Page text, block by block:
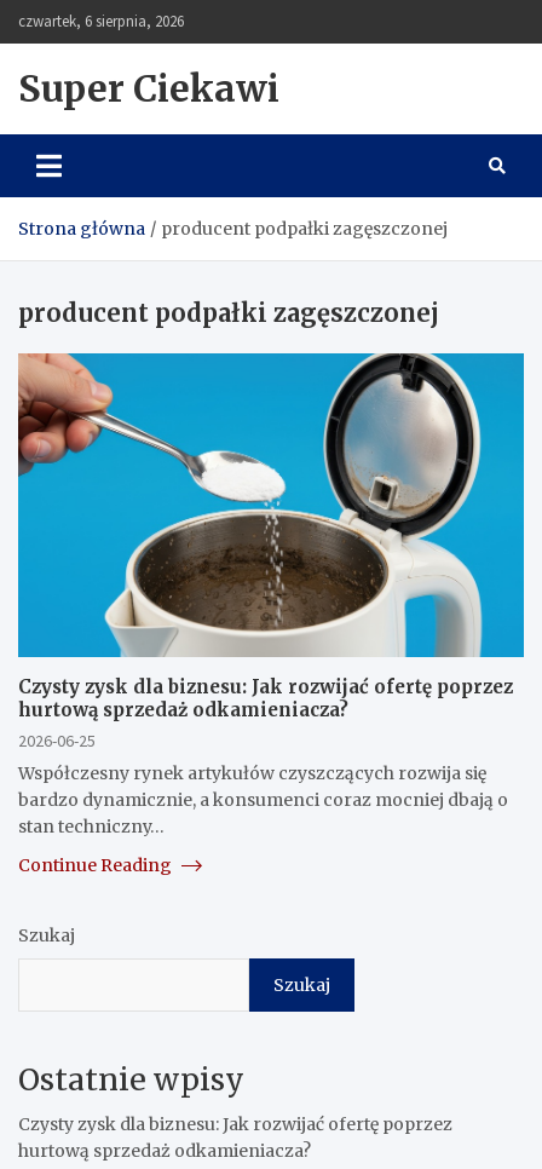
to
czwartek, 6 sierpnia, 2026
Super Ciekawi
Strona główna producent podpałki zagęszczonej
producent podpałki zagęszczonej
Czysty zysk dla biznesu: Jak rozwijać ofertę poprzez
hurtową sprzedaż odkamieniacza?
2026-06-25
Współczesny rynek artykułów czyszczących rozwija się
bardzo dynamicznie, a konsumenci coraz mocniej dbają o
stan techniczny…
Continue Reading
Szukaj
Szukaj
Ostatnie wpisy
Czysty zysk dla biznesu: Jak rozwijać ofertę poprzez
hurtową sprzedaż odkamieniacza?